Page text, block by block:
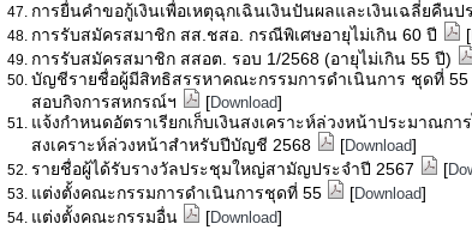
การยื่นคำขอกู้เงินเพื่อเหตุฉุกเฉินเงินปันผลและเงินเฉลี่ยคืนป
การรับสมัครสมาชิก สส.ชสอ. กรณีพิเศษอายุไม่เกิน 60 ปี
[
การรับสมัครสมาชิก สสอต. รอบ 1/2568 (อายุไม่เกิน 55 ปี)
บัญชีรายชื่อผู้มีสิทธิสรรหาคณะกรรมการดำเนินการ ชุดที่
สอบกิจการสหกรณ์ฯ
[Download]
แจ้งกำหนดอัตราเรียกเก็บเงินสงเคราะห์ล่วงหน้าประมาณก
สงเคราะห์ล่วงหน้าสำหรับปีบัญชี 2568
[Download]
รายชื่อผู้ได้รับรางวัลประชุมใหญ่สามัญประจำปี 2567
[
แต่งตั้งคณะกรรมการดำเนินการชุดที่ 55
[Download]
แต่งตั้งคณะกรรมอื่น
[Download]